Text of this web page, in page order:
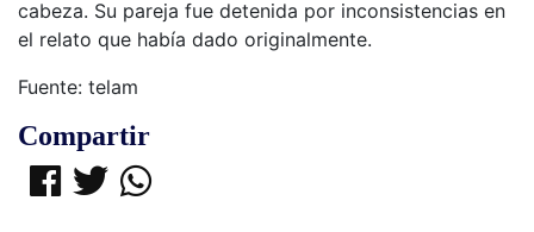
cabeza. Su pareja fue detenida por inconsistencias en
el relato que había dado originalmente.
Fuente: telam
Compartir